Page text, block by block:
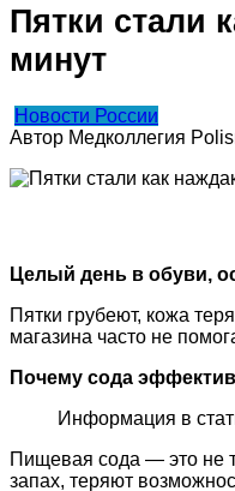
Пятки стали
минут
Новости России
Автор Медколлегия
Целый день в обуви,
Пятки грубеют, кожа
магазина часто не
Почему сода
Информация в
Пищевая сода — это не
запах, теряют